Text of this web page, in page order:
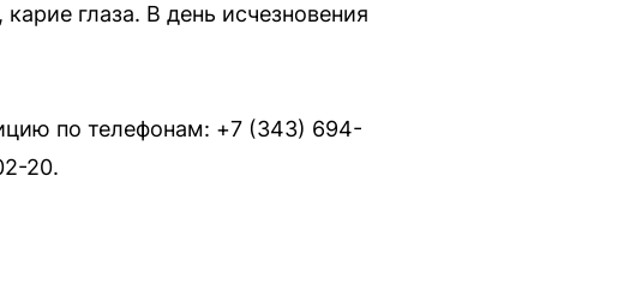
глаза. В день исчезновения
по телефонам: +7 (343) 694-
20.